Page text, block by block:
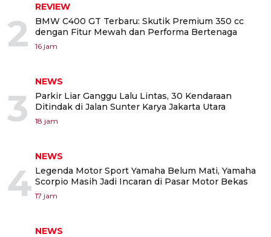
2
REVIEW
BMW C400 GT Terbaru: Skutik Premium 350 cc
dengan Fitur Mewah dan Performa Bertenaga
16 jam
3
NEWS
Parkir Liar Ganggu Lalu Lintas, 30 Kendaraan
Ditindak di Jalan Sunter Karya Jakarta Utara
18 jam
4
NEWS
Legenda Motor Sport Yamaha Belum Mati, Yamaha
Scorpio Masih Jadi Incaran di Pasar Motor Bekas
17 jam
NEWS